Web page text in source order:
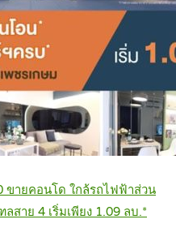
ขายคอนโด ใกล้รถไฟฟ้าส่วน
าย 4 เริ่มเพียง 1.09 ลบ.*